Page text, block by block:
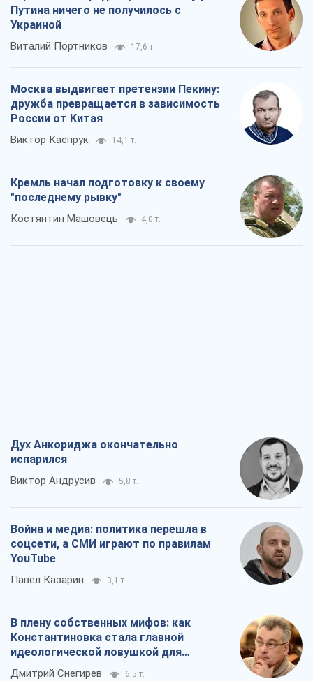
Путина ничего не получилось с
Украиной
Виталий Портников 17,6 т.
Москва выдвигает претензии Пекину:
дружба превращается в зависимость
России от Китая
Виктор Каспрук 14,1 т.
Кремль начал подготовку к своему
"последнему рывку"
Костянтин Машовець 4,0 т.
Дух Анкориджа окончательно
испарился
Виктор Андрусив 5,8 т.
Война и медиа: политика перешла в
соцсети, а СМИ играют по правилам
YouTube
Павел Казарин 3,1 т.
В плену собственных мифов: как
Константиновка стала главной
идеологической ловушкой для
российских оккупантов
Дмитрий Снегирев 6,5 т.